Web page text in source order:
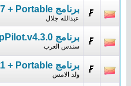
برنامج CCleaner 3.07.1457 + Portable لتحسين اداء النظام
عبدالله جلال
برنامج MakeUpPilot.v4.3.0 لتحسين مظهر الصور وازالة الشوائب
سندس العرب
برنامج PGWare vSuperRam 6.5.16.2011 + Portable لتحسين استخدام الذاكرة
ولد الامس